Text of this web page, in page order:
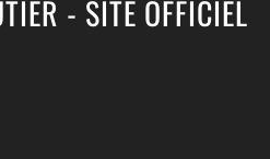
- SITE OFFICIEL